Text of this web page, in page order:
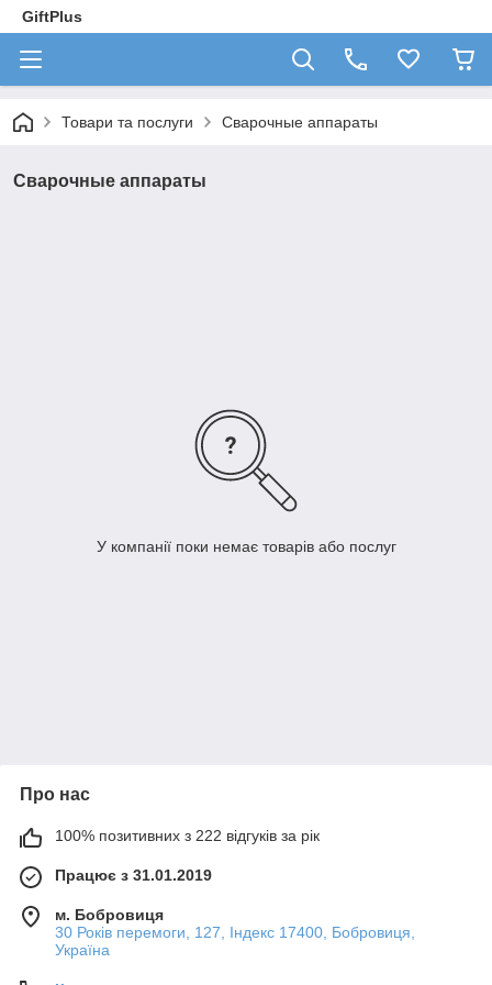
GiftPlus
Товари та послуги Сварочные аппараты
Сварочные аппараты
У компанії поки немає товарів або послуг
Про нас
100% позитивних з 222 відгуків за рік
Працює з 31.01.2019
м. Бобровиця
30 Років перемоги, 127, Індекс 17400, Бобровиця,
Україна